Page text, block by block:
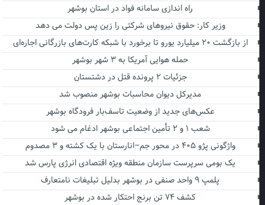
راه اندازی سامانه فواد در استان بوشهر
وزیر کار: حقوق نیروهای شرکتی را زین پس دولت می دهد
از بازگشت ۲۰ میلیارد یورو تا برخورد با شبکه کارت‌های بازرگانی اجاره‌ای
حمله هوایی آمریکا به ۳ شهر بوشهر
جزئیات ۲ پرونده قتل در دشتستان
مدیرکل دیوان محاسبات بوشهر منصوب شد
عکس‌های جدید از وضعیت تاسف‌بار فرودگاه بوشهر
شعب ۱ و ۲ تأمین اجتماعی بوشهر ادغام می شود
واژگونی پژو ۴۰۵ در محور جم–انارستان با یک کشته و ۳ مصدوم
یک بومی سرپرست سازمان منطقه ویژه اقتصادی انرژی پارس شد
پلمپ ۹ واحد صنفی در بوشهر بدلیل تبلیغات نامتعارف
کشف ۷۴ تن برنج احتکار شده در بوشهر